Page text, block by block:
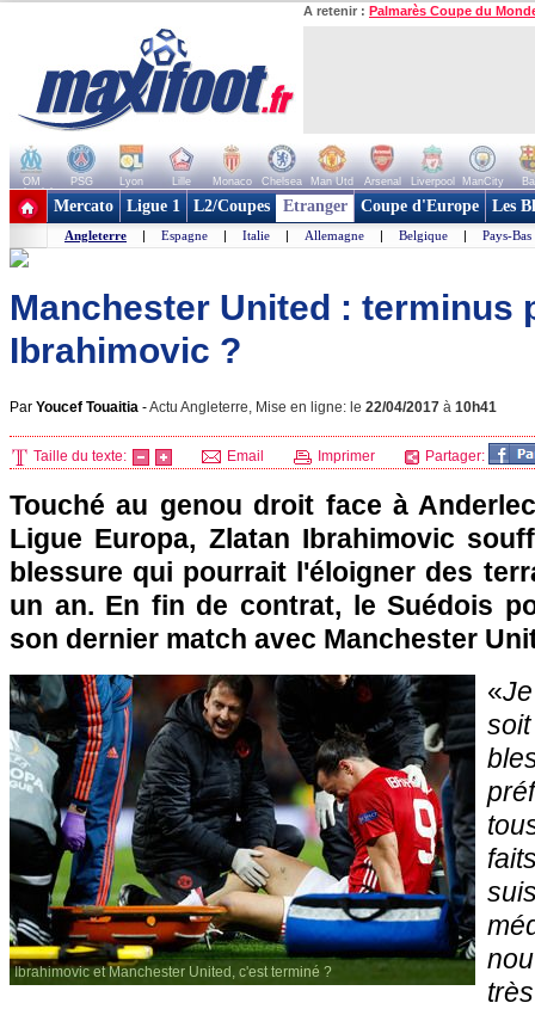
A retenir : Palmarès Coupe du
OM PSG Lyon Lille Monaco Chelsea Man Utd Arsenal Liverpool ManCity
+ de clubs
Mercato Ligue 1 L2/Coupes Etranger Coupe d'Europe Les
Angleterre | Espagne | Italie | Allemagne | Belgique | Pays-Bas
Manchester United : terminus
Ibrahimovic ?
Par Youcef Touaitia -Actu Angleterre, Mise en ligne: le 22/04/2017 à 10h41
Taille du texte: Email Imprimer Partager:
Touché au genou droit face à
Ligue Europa, Zlatan Ibrahimovic
blessure qui pourrait l'éloigner des
un an. En fin de contrat, le Suédois
son dernier match avec Manchester
Ibrahimovic et Manchester United, c'est terminé ?
«